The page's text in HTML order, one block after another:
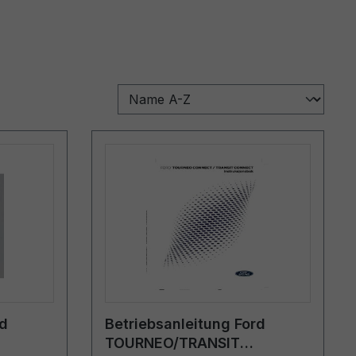
Betriebsanleitung Ford
TOURNEO/TRANSIT